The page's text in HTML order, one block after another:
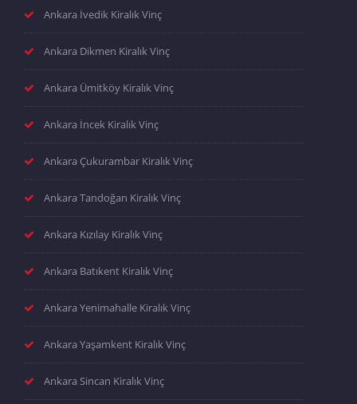
Ankara İvedik Kiralık Vinç
Ankara Dikmen Kiralık Vinç
Ankara Ümitköy Kiralık Vinç
Ankara İncek Kiralık Vinç
Ankara Çukurambar Kiralık Vinç
Ankara Tandoğan Kiralık Vinç
Ankara Kızılay Kiralık Vinç
Ankara Batıkent Kiralık Vinç
Ankara Yenimahalle Kiralık Vinç
Ankara Yaşamkent Kiralık Vinç
Ankara Sincan Kiralık Vinç